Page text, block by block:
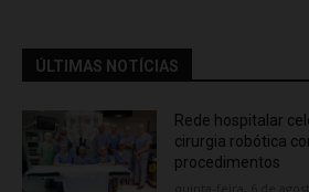
ÚLTIMAS NOTÍCIAS
Rede hospitalar
cirurgia robótica
procedimentos